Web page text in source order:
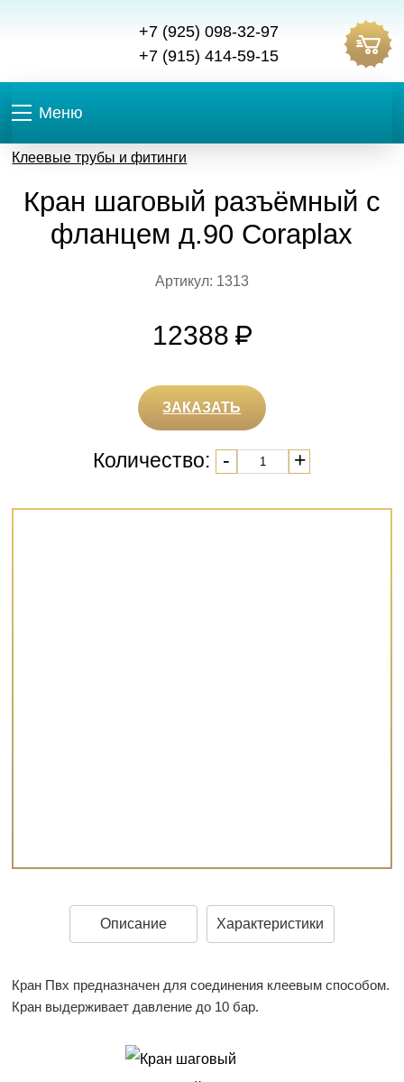
+7 (925) 098-32-97
+7 (915) 414-59-15
Меню
Клеевые трубы и фитинги
Кран шаговый разъёмный с
фланцем д.90 Coraplax
Артикул: 1313
12388
ЗАКАЗАТЬ
Количество: - +
Описание Характеристики
Кран Пвх предназначен для соединения клеевым способом.
Кран выдерживает давление до 10 бар.